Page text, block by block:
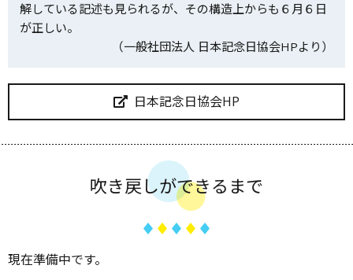
解している記述も見られるが、その構造上からも６月６日
が正しい。
（一般社団法人 日本記念日協会HPより）
日本記念日協会HP
吹き戻しができるまで
現在準備中です。